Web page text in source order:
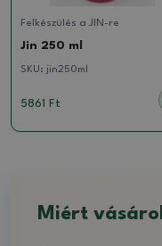
Felkészülés a JIN-re
Jin 250 ml
SKU: jin250ml
5861 Ft
Miért